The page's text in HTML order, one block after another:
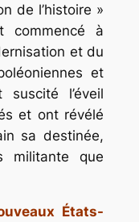
de l’histoire »
commencé à
et du
et
suscité l’éveil
et ont révélé
sa destinée,
militante que
États-